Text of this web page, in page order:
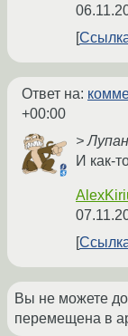
Ответ на:
+00:00
>
И как-
Вы не можете
перемещена в